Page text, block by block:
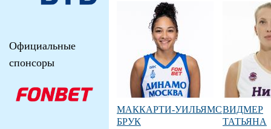
МАККАРТИ-УИЛЬЯМС
БРУК
ВИДМЕР
ТАТЬЯНА
Официальные
спонсоры